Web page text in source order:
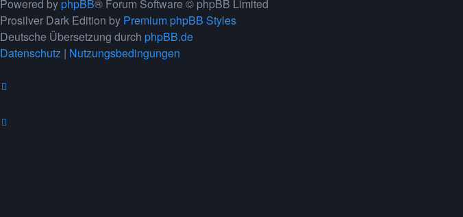
Powered byphpBB® Forum Software © phpBB Limited
Prosilver Dark Edition by Premium phpBB Styles
Deutsche Übersetzung durch phpBB.de
Datenschutz | Nutzungsbedingungen